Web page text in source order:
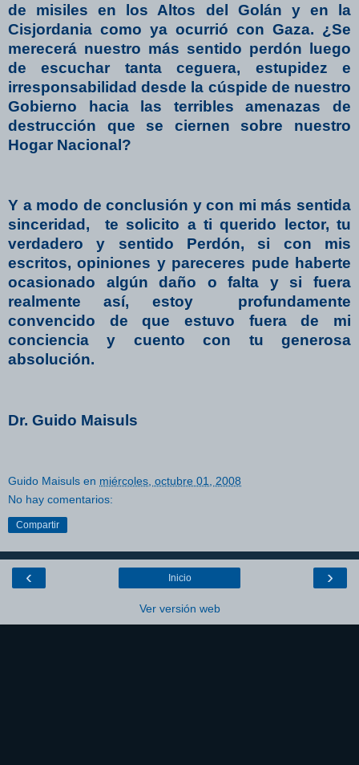
de misiles en los Altos del Golán y en la
Cisjordania como ya ocurrió con Gaza. ¿Se
merecerá nuestro más sentido perdón luego
de escuchar tanta ceguera, estupidez e
irresponsabilidad desde la cúspide de nuestro
Gobierno hacia las terribles amenazas de
destrucción que se ciernen sobre nuestro
Hogar Nacional?
Y a modo de conclusión y con mi más sentida
sinceridad,
te solicito a ti querido lector, tu
verdadero y sentido Perdón, si con mis
escritos, opiniones y pareceres pude haberte
ocasionado algún daño o falta y si fuera
realmente así, estoy
profundamente
convencido de que estuvo fuera de mi
conciencia y cuento con tu generosa
absolución.
Dr. Guido Maisuls
Guido Maisuls en miércoles, octubre 01, 2008
No hay comentarios:
Compartir
‹ ›
Inicio
Ver versión web